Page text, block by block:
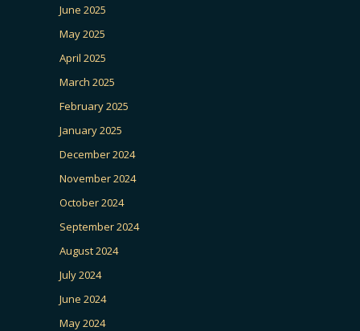
June 2025
May 2025
April 2025
March 2025
February 2025
January 2025
December 2024
November 2024
October 2024
September 2024
August 2024
July 2024
June 2024
May 2024